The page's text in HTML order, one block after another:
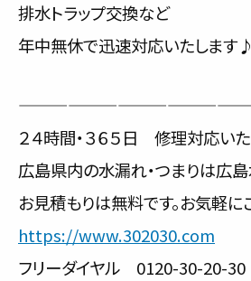
排水トラップ交換など
年中無休で迅速対応いたします♪
２４時間・３６５日 修理対応いた
広島県内の水漏れ・つまりは広
お見積もりは無料です。お気軽に
https://www.302030.com
フリーダイヤル 0120-30-20-30